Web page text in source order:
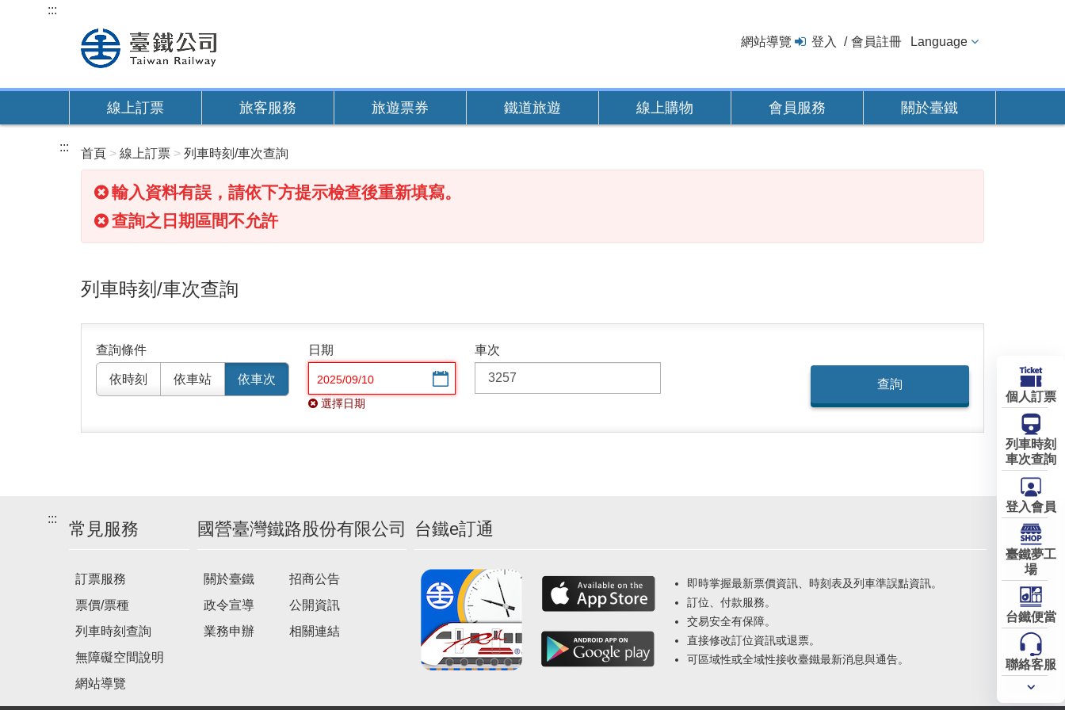
內
:::
網站導覽 登入 會員註冊 Language
線上訂票 旅客服務 旅遊票券 鐵道旅遊 線上購物 會員服務 關於臺鐵
::: 首頁 線上訂票 列車時刻/車次查詢
輸入資料有誤，請依下方提示檢查後重新填寫。
查詢之日期區間不允許
列車時刻/車次查詢
查詢條件
依時刻 依車站 依車次
日期
選擇日期
選擇日期
車次
:::
常見服務
訂票服務
票價/票種
列車時刻查詢
無障礙空間說明
網站導覽
國營臺灣鐵路股份有限公司
關於臺鐵
政令宣導
業務申辦
招商公告
公開資訊
相關連結
台鐵e訂通
即時掌握最新票價資訊、時刻表及列車準誤點資訊。
訂位、付款服務。
交易安全有保障。
直接修改訂位資訊或退票。
可區域性或全域性接收臺鐵最新消息與通告。
個人訂票
列車時刻
車次查詢
登入會員
臺鐵夢工
場
台鐵便當
聯絡客服
常用